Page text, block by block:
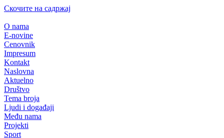
Скочите на садржај
O nama
E-novine
Cenovnik
Impresum
Kontakt
Naslovna
Aktuelno
Društvo
Tema broja
Ljudi i događaji
Među nama
Projekti
Sport